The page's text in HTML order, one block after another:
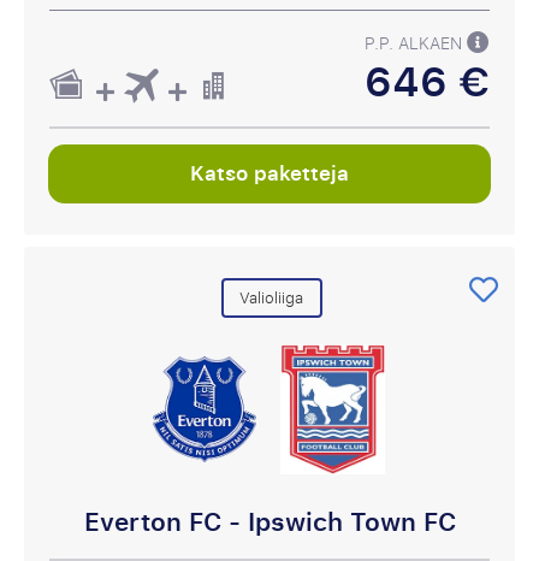
P.P. ALKAEN
646 €
Katso paketteja
Valioliiga
Everton FC - Ipswich Town FC